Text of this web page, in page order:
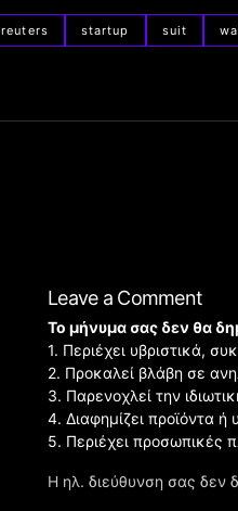
reuters startup suit
Leave a Comment
Η ηλ. διεύθυνση σας δεν
Το μήνυμα σας δεν θα
1. Περιέχει υβριστικά,
2. Προκαλεί βλάβη σε
3. Παρενοχλεί την
4. Διαφημίζει προϊόντα ή
5. Περιέχει προσωπικές